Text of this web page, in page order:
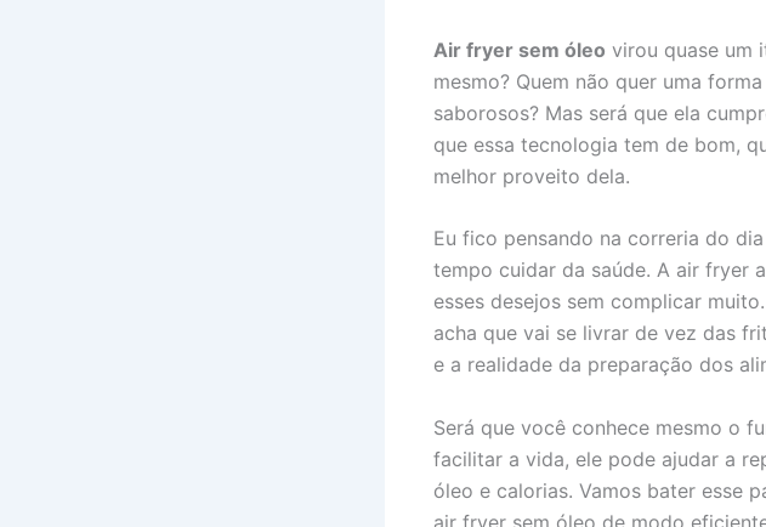
Air fryer sem óleo virou quase um
mesmo? Quem não quer uma
saborosos? Mas será que ela
que essa tecnologia tem de bom,
melhor proveito dela.
Eu fico pensando na correria do
tempo cuidar da saúde. A air fryer
esses desejos sem complicar
acha que vai se livrar de vez das
e a realidade da preparação dos
Será que você conhece mesmo o
facilitar a vida, ele pode ajudar a
óleo e calorias. Vamos bater esse
air fryer sem óleo de modo